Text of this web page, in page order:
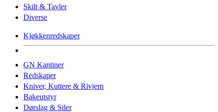
Skilt & Tavler
Diverse
Kjøkkenredskaper
GN Kantiner
Redskaper
Kniver, Kuttere & Rivjern
Bakeutstyr
Dørslag & Siler